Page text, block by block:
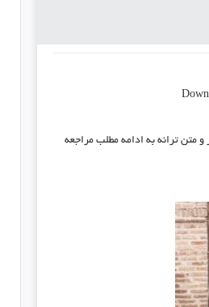
۳۲۰ و ۱۲۸ با شعر و متن ترانه به ادامه مطلب مراجعه